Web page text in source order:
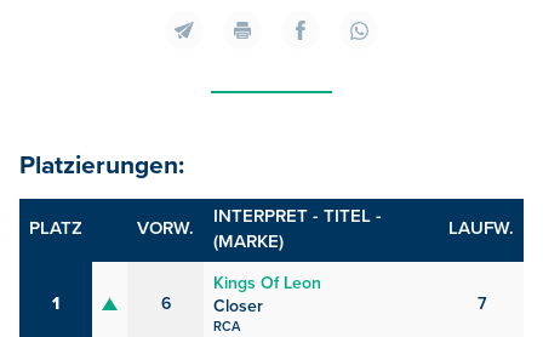
Platzierungen:
PLATZ VORW.
INTERPRET - TITEL -
(MARKE)
LAUFW.
1 6
Kings Of Leon
Closer
RCA
7